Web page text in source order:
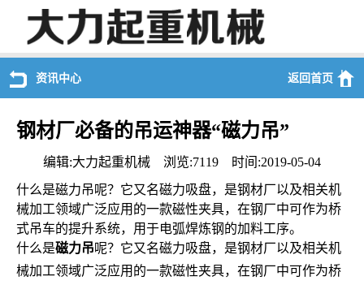
资讯中心 返回首页
钢材厂必备的吊运神器“磁力吊”
编辑:大力起重机械 浏览:7119 时间:2019-05-04
什么是磁力吊呢？它又名磁力吸盘，是钢材厂以及相关机
械加工领域广泛应用的一款磁性夹具，在钢厂中可作为桥
式吊车的提升系统，用于电弧焊炼钢的加料工序。
什么是磁力吊呢？它又名磁力吸盘，是钢材厂以及相关机
械加工领域广泛应用的一款磁性夹具，在钢厂中可作为桥